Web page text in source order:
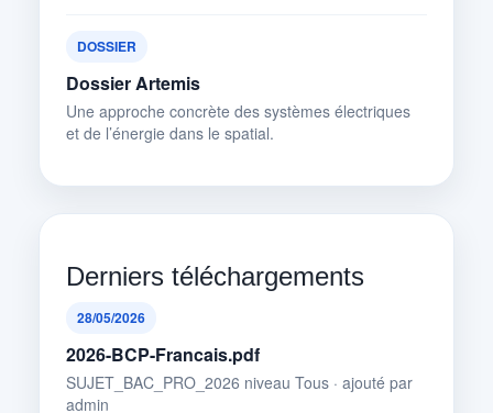
DOSSIER
Dossier Artemis
Une approche concrète des systèmes électriques
et de l’énergie dans le spatial.
Derniers téléchargements
28/05/2026
2026-BCP-Francais.pdf
SUJET_BAC_PRO_2026 niveau Tous · ajouté par
admin